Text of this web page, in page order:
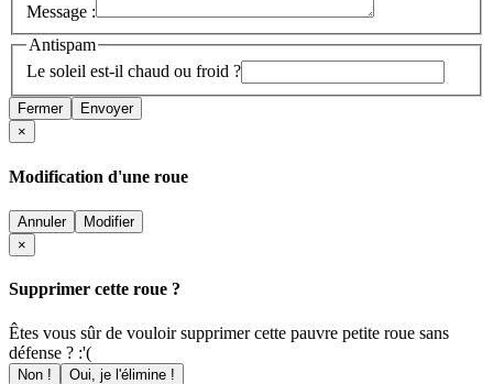
Message :
Antispam
Le soleil est-il chaud ou froid ?
Fermer
Envoyer
×
Modification d'une roue
Annuler
Modifier
×
Supprimer cette roue ?
Êtes vous sûr de vouloir supprimer cette pauvre petite roue sans
défense ? :'(
Non ! Oui, je l'élimine !